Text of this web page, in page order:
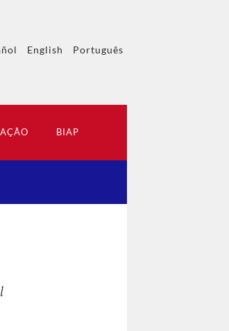
English Português
BIAP